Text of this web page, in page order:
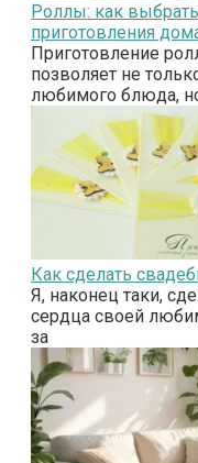
Роллы: как
приготовления
Приготовление
позволяет не
любимого блюда,
Как сделать
Я, наконец таки,
сердца своей
за